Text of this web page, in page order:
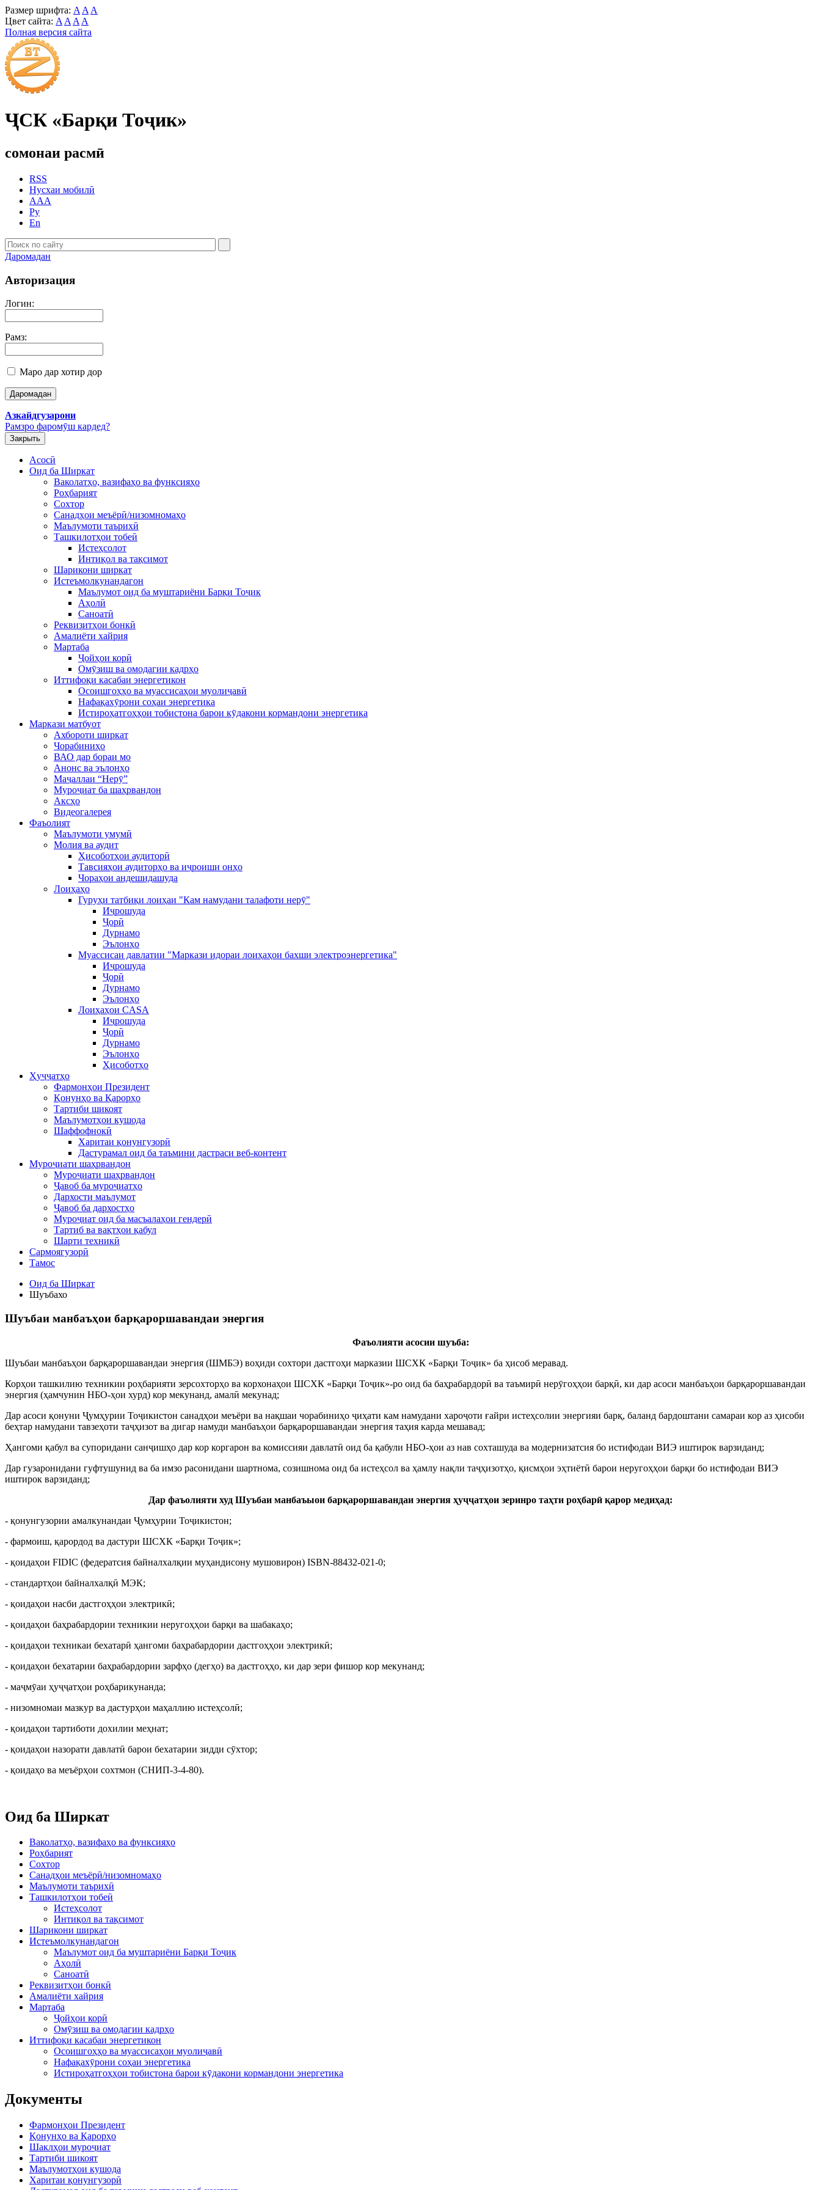
Размер шрифта: A A A
Цвет сайта: A A A A
Полная версия сайта
ҶСК «Барқи Тоҷик»
сомонаи расмӣ
RSS
Нусхаи мобилӣ
AAA
Ру
En
Даромадан
Авторизация
Логин:
Рамз:
Маро дар хотир дор
Азкайдгузарони
Рамзро фаромӯш кардед?
Закрыть
Асосӣ
Оид ба Ширкат
Ваколатҳо, вазифаҳо ва функсияҳо
Роҳбарият
Сохтор
Санадҳои меъёрӣ/низомномаҳо
Маълумоти таърихӣ
Ташкилотҳои тобеӣ
Истеҳсолот
Интиқол ва тақсимот
Шарикони ширкат
Истеъмолкунандагон
Маълумот оид ба муштариёни Барқи Тоҷик
Аҳолӣ
Саноатӣ
Реквизитҳои бонкӣ
Амалиёти хайрия
Мартаба
Ҷойҳои корӣ
Омӯзиш ва омодагии кадрҳо
Иттифоқи касабаи энергетикон
Осоишгоҳҳо ва муассисаҳои муолиҷавӣ
Нафақахӯрони соҳаи энергетика
Истироҳатгоҳҳои тобистона барои кӯдакони кормандони энергетика
Маркази матбуот
Ахбороти ширкат
Чорабиниҳо
ВАО дар бораи мо
Анонс ва эълонҳо
Маҷаллаи “Нерӯ”
Муроҷиат ба шаҳрвандон
Аксҳо
Видеогалерея
Фаъолият
Маълумоти умумӣ
Молия ва аудит
Ҳисоботҳои аудиторӣ
Тавсияҳои аудиторҳо ва иҷроиши онҳо
Чораҳои андешидашуда
Лоиҳаҳо
Гуруҳи татбиқи лоиҳаи "Кам намудани талафоти нерӯ"
Иҷрошуда
Ҷорӣ
Дурнамо
Эълонҳо
Муассисаи давлатии "Маркази идораи лоиҳаҳои бахши электроэнергетика"
Иҷрошуда
Ҷорӣ
Дурнамо
Эълонҳо
Лоиҳаҳои CASA
Иҷрошуда
Ҷорӣ
Дурнамо
Эълонҳо
Ҳисоботҳо
Ҳуҷҷатҳо
Фармонҳои Президент
Қонунҳо ва Қарорҳо
Тартиби шикоят
Маълумотҳои кушода
Шаффофнокӣ
Харитаи қонунгузорӣ
Дастурамал оид ба таъмини дастраси веб-контент
Муроҷиати шаҳрвандон
Муроҷиати шаҳрвандон
Ҷавоб ба муроҷиатҳо
Дархости маълумот
Ҷавоб ба дархостҳо
Муроҷиат оид ба масъалаҳои гендерӣ
Тартиб ва вақтҳои қабул
Шарти техникӣ
Сармоягузорӣ
Тамос
Оид ба Ширкат
Шуъбахо
Шуъбаи манбаъҳои барқароршавандаи энергия
Фаъолияти асосии шуъба:
Шуъбаи манбаъҳои барқароршавандаи энергия (ШМБЭ) воҳиди сохтори дастгоҳи марказии ШСХК «Барқи Тоҷик» ба ҳисоб меравад.
Корҳои ташкилию техникии роҳбарияти зерсохторҳо ва корхонаҳои ШСХК «Барқи Тоҷик»-ро оид ба баҳрабардорӣ ва таъмирӣ нерӯгоҳҳои барқӣ, ки дар асоси манбаъҳои барқароршавандаи
энергия (ҳамчунин НБО-ҳои хурд) кор мекунанд, амалӣ мекунад;
Дар асоси қонуни Ҷумҳурии Тоҷикистон санадҳои меъёри ва нақшаи чорабиниҳо ҷиҳати кам намудани хароҷоти ғайри истеҳсолии энергияи барқ, баланд бардоштани самараи кор аз ҳисоби
беҳтар намудани тавзеҳоти таҷҳизот ва дигар намуди манбаъҳои барқароршавандаи энергия таҳия карда мешавад;
Ҳангоми қабул ва супоридани санҷишҳо дар кор коргарон ва комиссияи давлатӣ оид ба қабули НБО-ҳои аз нав сохташуда ва модернизатсия бо истифодаи ВИЭ иштирок варзиданд;
Дар гузаронидани гуфтушунид ва ба имзо расонидани шартнома, созишнома оид ба истеҳсол ва ҳамлу нақли таҷҳизотҳо, қисмҳои эҳтиётӣ барои неругоҳҳои барқи бо истифодаи ВИЭ
иштирок варзиданд;
Дар фаъолияти худ Шуъбаи манбаъыои барқароршавандаи энергия ҳуҷҷатҳои зеринро таҳти роҳбарӣ қарор медиҳад:
- қонунгузории амалкунандаи Ҷумҳурии Тоҷикистон;
- фармоиш, қарордод ва дастури ШСХК «Барқи Тоҷик»;
- қоидаҳои FIDIC (федератсия байналхалқии муҳандисону мушовирон) ISBN-88432-021-0;
- стандартҳои байналхалқӣ МЭК;
- қоидаҳои насби дастгоҳҳои электрикӣ;
- қоидаҳои баҳрабардории техникии неругоҳҳои барқи ва шабакаҳо;
- қоидаҳои техникаи бехатарӣ ҳангоми баҳрабардории дастгоҳҳои электрикӣ;
- қоидаҳои бехатарии баҳрабардории зарфҳо (дегҳо) ва дастгоҳҳо, ки дар зери фишор кор мекунанд;
- маҷмӯаи ҳуҷҷатҳои роҳбарикунанда;
- низомномаи мазкур ва дастурҳои маҳаллию истеҳсолӣ;
- қоидаҳои тартиботи дохилии меҳнат;
- қоидаҳои назорати давлатӣ барои бехатарии зидди сӯхтор;
- қоидаҳо ва меъёрҳои сохтмон (СНИП-3-4-80).
Оид ба Ширкат
Ваколатҳо, вазифаҳо ва функсияҳо
Роҳбарият
Сохтор
Санадҳои меъёрӣ/низомномаҳо
Маълумоти таърихӣ
Ташкилотҳои тобеӣ
Истеҳсолот
Интиқол ва тақсимот
Шарикони ширкат
Истеъмолкунандагон
Маълумот оид ба муштариёни Барқи Тоҷик
Аҳолӣ
Саноатӣ
Реквизитҳои бонкӣ
Амалиёти хайрия
Мартаба
Ҷойҳои корӣ
Омӯзиш ва омодагии кадрҳо
Иттифоқи касабаи энергетикон
Осоишгоҳҳо ва муассисаҳои муолиҷавӣ
Нафақахӯрони соҳаи энергетика
Истироҳатгоҳҳои тобистона барои кӯдакони кормандони энергетика
Документы
Фармонҳои Президент
Қонунҳо ва Қарорҳо
Шаклҳои муроҷиат
Тартиби шикоят
Маълумотҳои кушода
Харитаи қонунгузорӣ